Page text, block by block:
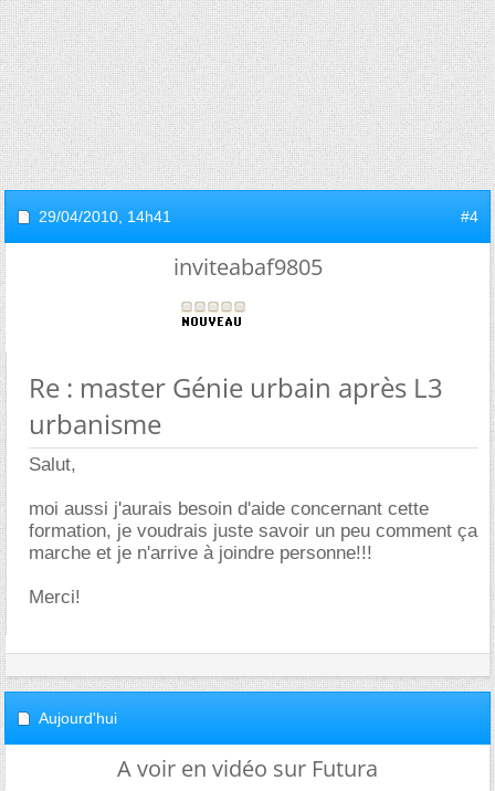
29/04/2010, 14h41 #4
inviteabaf9805
Re : master Génie urbain après L3
urbanisme
Salut,
moi aussi j'aurais besoin d'aide concernant cette
formation, je voudrais juste savoir un peu comment ça
marche et je n'arrive à joindre personne!!!
Merci!
Aujourd'hui
A voir en vidéo sur Futura